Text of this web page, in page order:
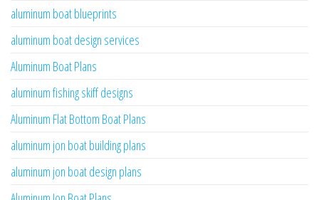
aluminum boat blueprints
aluminum boat design services
Aluminum Boat Plans
aluminum fishing skiff designs
Aluminum Flat Bottom Boat Plans
aluminum jon boat building plans
aluminum jon boat design plans